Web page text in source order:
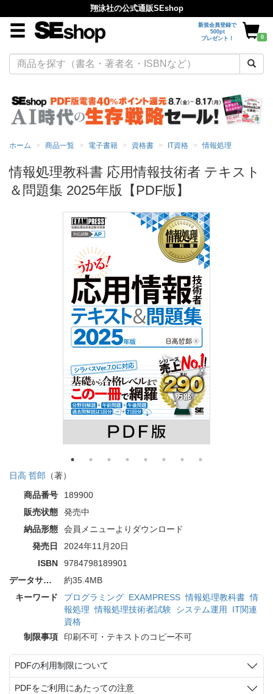
翔泳社の公式通販SEshop
新規会員登録で
500pt
プレゼント！
0
ホーム 商品一覧 電子書籍 資格書 IT資格 情報処理
情報処理教科書 応用情報技術者 テキスト
＆問題集 2025年版【PDF版】
日高 哲郎 （著）
商品番号
189900
販売状態
発売中
納品形態
会員メニューよりダウンロード
発売日
2024年11月20日
ISBN
9784798189901
データサイズ
約35.4MB
キーワード
プログラミング EXAMPRESS 情報処理教科書 情
報処理 情報処理技術者試験 システム運用
IT関連
資格
制限事項
印刷不可・テキストのコピー不可
PDFの利用制限について
PDFをご利用にあたっての注意